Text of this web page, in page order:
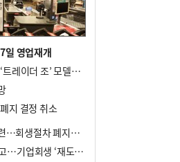
영업재개
산소호흡기 단 홈플러스, ‘트레이더 조’ 모델로 살아날까
지 결정 취소
홈플, 2000억 원 자금 마련…회생절차 폐지에 즉시항고(종합)
홈플러스, 법원에 즉시항고…기업회생 ‘재도전’